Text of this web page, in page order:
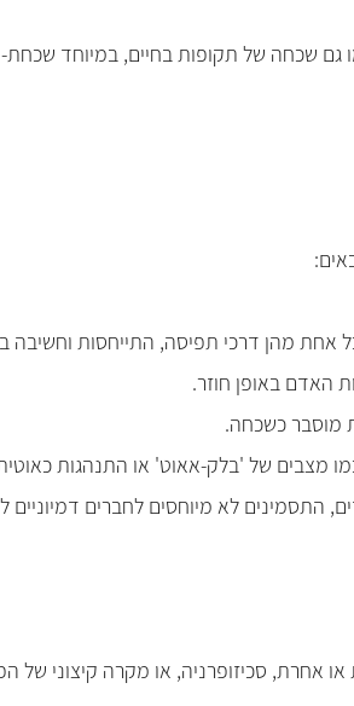
שכחה של תקופות בחיים, במיוחד שכחת-
אחת מהן דרכי תפיסה, התייחסות
האדם באופן חוזר.
מוסבר כשכחה.
של 'בלק-אאוט' או התנהגות
אחרת, סכיזופרניה, או מקרה קיצוני של